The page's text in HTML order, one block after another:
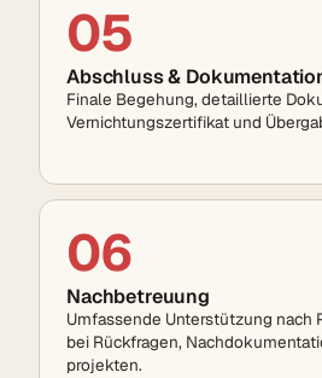
05
Abschluss &
Finale Begehung, detaillierte
Vernichtungs­zertifikat und
06
Nachbetreuung
Umfassende Unterstützung
bei Rückfragen,
projekten.